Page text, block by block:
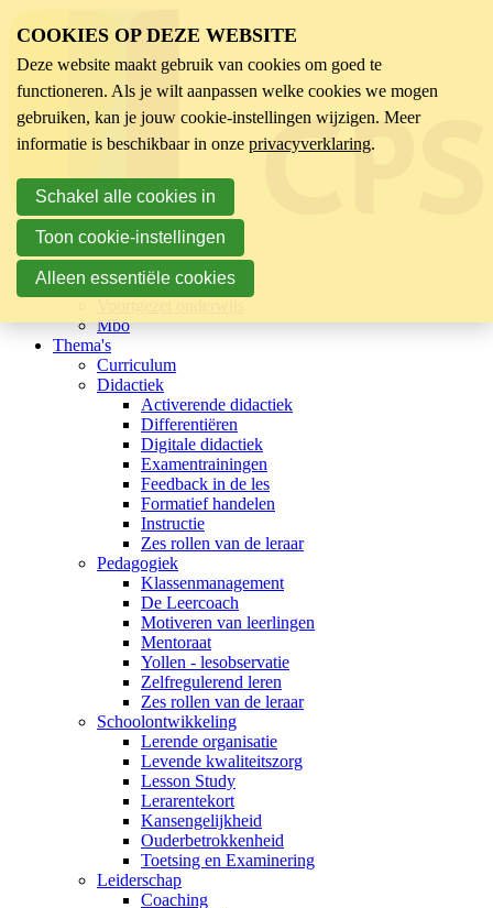
Sector
Kinderopvang
Basisonderwijs
Mbo
Thema's
Curriculum
Didactiek
Activerende didactiek
Differentiëren
Digitale didactiek
Examentrainingen
Feedback in de les
Formatief handelen
Instructie
Zes rollen van de leraar
Pedagogiek
Klassenmanagement
De Leercoach
Motiveren van leerlingen
Mentoraat
Yollen - lesobservatie
Zelfregulerend leren
Zes rollen van de leraar
Schoolontwikkeling
Lerende organisatie
Levende kwaliteitszorg
Lesson Study
Lerarentekort
Kansengelijkheid
Ouderbetrokkenheid
Toetsing en Examinering
Leiderschap
Coaching
COOKIES OP DEZE WEBSITE
Deze website maakt gebruik van cookies om goed te
functioneren. Als je wilt aanpassen welke cookies we mogen
gebruiken, kan je jouw cookie-instellingen wijzigen. Meer
informatie is beschikbaar in onze privacyverklaring.
Schakel alle cookies in
Toon cookie-instellingen
Alleen essentiële cookies